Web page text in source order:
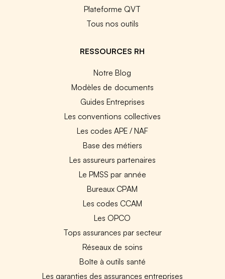
Plateforme QVT
Tous nos outils
RESSOURCES RH
Notre Blog
Modèles de documents
Guides Entreprises
Les conventions collectives
Les codes APE / NAF
Base des métiers
Les assureurs partenaires
Le PMSS par année
Bureaux CPAM
Les codes CCAM
Les OPCO
Tops assurances par secteur
Réseaux de soins
Boîte à outils santé
Les garanties des assurances entreprises